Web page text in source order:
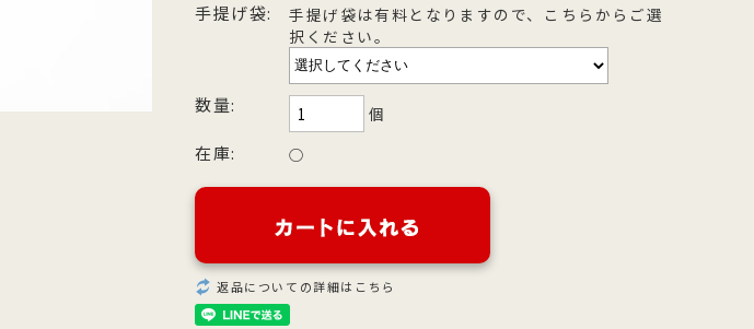
手提げ袋:
手提げ袋は有料となりますので、こちらからご選
択ください。
数量: 個
在庫: ○
返品についての詳細はこちら